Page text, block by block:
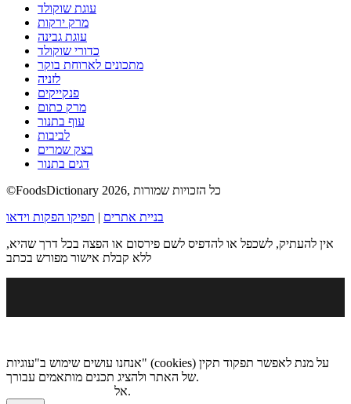
עוגת שוקולד
מרק ירקות
עוגת גבינה
כדורי שוקולד
מתכונים לארוחת בוקר
לזניה
פנקייקים
מרק כתום
עוף בתנור
לביבות
בצק שמרים
דגים בתנור
©FoodsDictionary 2026, כל הזכויות שמורות
בניית אתרים | תפיקו הפקות וידאו
אין להעתיק, לשכפל או להדפיס לשם פירסום או הפצה בכל דרך שהיא,
ללא קבלת אישור מפורש בכתב
אנחנו עושים שימוש ב"עוגיות" (cookies) על מנת לאפשר תפקוד תקין
של האתר ולהציג תכנים מותאמים עבורך.
אל.